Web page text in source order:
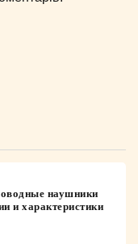
наушники
и характеристики